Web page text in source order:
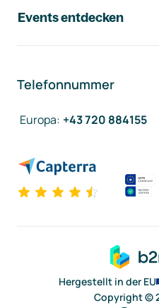
Events entdecken
Telefonnummer
Europa: +43 720 884155
Hergestellt in der EU
Copyright ©